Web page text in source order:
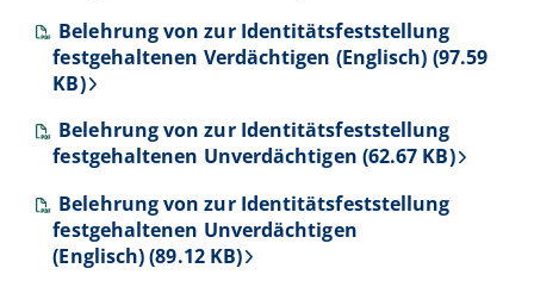
Belehrung von zur Identitätsfeststellung
festgehaltenen Verdächtigen (Englisch) (97.59
KB)
Belehrung von zur Identitätsfeststellung
festgehaltenen Unverdächtigen (62.67 KB)
Belehrung von zur Identitätsfeststellung
festgehaltenen Unverdächtigen
(Englisch) (89.12 KB)